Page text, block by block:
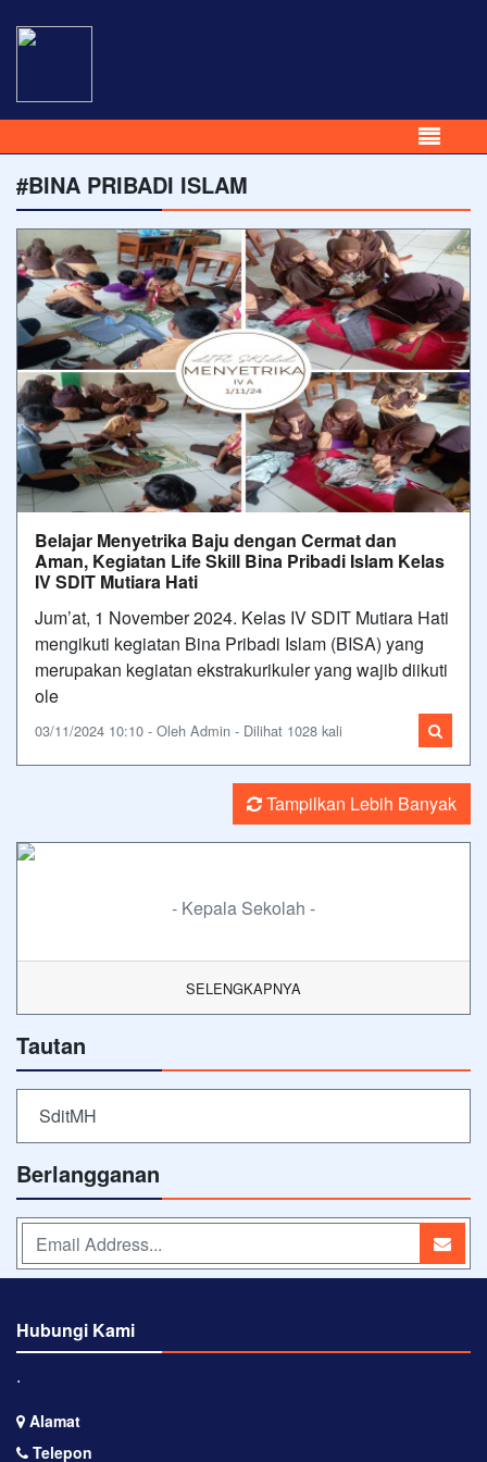
#BINA PRIBADI ISLAM
Belajar Menyetrika Baju dengan Cermat dan
Aman, Kegiatan Life Skill Bina Pribadi Islam Kelas
IV SDIT Mutiara Hati
Jum’at, 1 November 2024. Kelas IV SDIT Mutiara Hati
mengikuti kegiatan Bina Pribadi Islam (BISA) yang
merupakan kegiatan ekstrakurikuler yang wajib diikuti
ole
03/11/2024 10:10 - Oleh Admin - Dilihat 1028 kali
Tampilkan Lebih Banyak
- Kepala Sekolah -
SELENGKAPNYA
Tautan
SditMH
Berlangganan
Hubungi Kami
⋅
Alamat
Telepon